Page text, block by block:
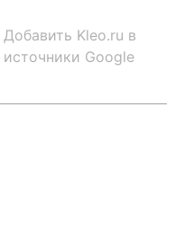
Добавить Kleo.ru в
источники Google